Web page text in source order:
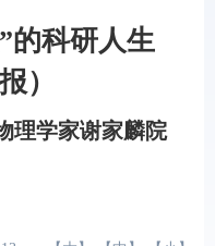
的科研人生
）
学家谢家麟院